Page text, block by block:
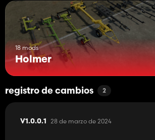
18 mods
Holmer
registro de cambios 2
V1.0.0.1 28 de marzo de 2024